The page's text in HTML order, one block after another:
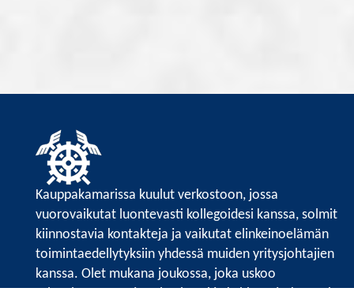
Kauppakamarissa kuulut verkostoon, jossa
vuorovaikutat luontevasti kollegoidesi kanssa, solmit
kiinnostavia kontakteja ja vaikutat elinkeinoelämän
toimintaedellytyksiin yhdessä muiden yritysjohtajien
kanssa. Olet mukana joukossa, joka uskoo